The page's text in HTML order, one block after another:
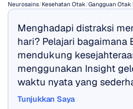
Neurosains/Kesehatan Otak/Gangguan Otak/
Menghadapi distraksi
hari? Pelajari bagaimana
mendukung
menggunakan Insight
waktu nyata yang
Tunjukkan Saya